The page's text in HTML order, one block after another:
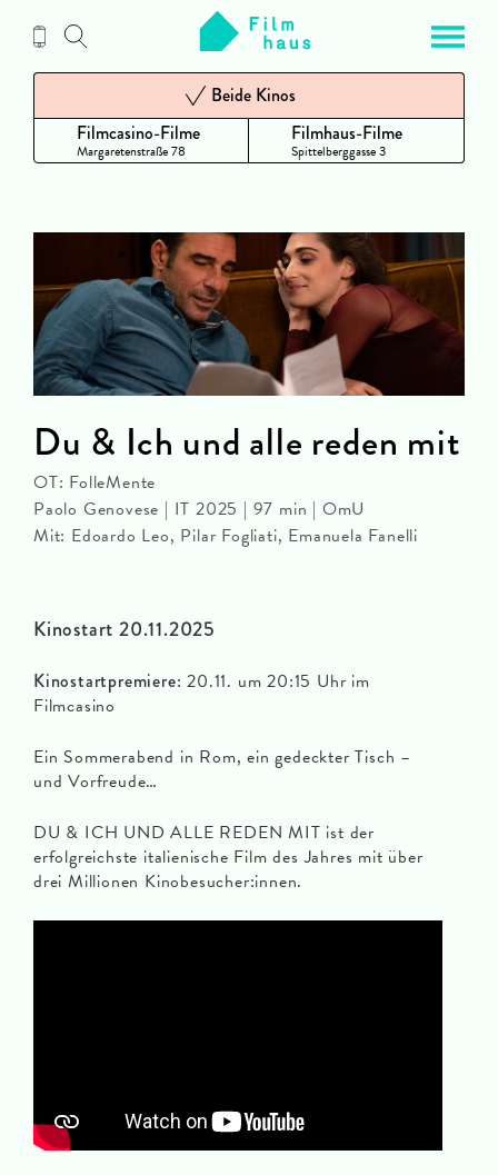
Inhalt
Filmcasino-Filme
Margaretenstraße 78
Beide Kinos
Filmhaus-Filme
Spittelberggasse 3
Kinostart 20.11.2025
Kinostartpremiere: 20.11. um 20:15 Uhr im
Filmcasino
Ein Sommerabend in Rom, ein gedeckter Tisch –
und Vorfreude…
DU & ICH UND ALLE REDEN MIT ist der
erfolgreichste italienische Film des Jahres mit über
drei Millionen Kinobesucher:innen.
Du & Ich und alle reden mit
OT: FolleMente
Paolo Genovese | IT 2025 | 97 min | OmU
Mit: Edoardo Leo, Pilar Fogliati, Emanuela Fanelli